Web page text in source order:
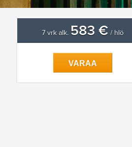
7 vrk alk. 583 € / hlö
VARAA